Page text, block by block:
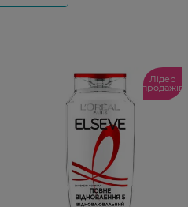
Лідер
продажів